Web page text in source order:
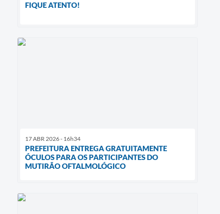
FIQUE ATENTO!
17 ABR 2026 - 16h34
PREFEITURA ENTREGA GRATUITAMENTE
ÓCULOS PARA OS PARTICIPANTES DO
MUTIRÃO OFTALMOLÓGICO